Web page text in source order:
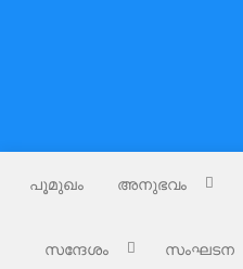
പൂമുഖം അനുഭവം
സന്ദേശം സംഘടന